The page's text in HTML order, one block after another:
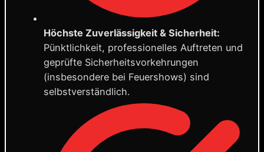
Höchste Zuverlässigkeit & Sicherheit:
Pünktlichkeit, professionelles Auftreten und
geprüfte Sicherheitsvorkehrungen
(insbesondere bei Feuershows) sind
selbstverständlich.